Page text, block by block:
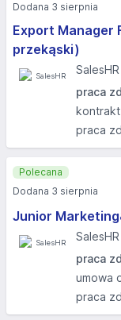
Export Manager
przekąski)
SalesHR
praca
praca
Dodana 3 sierpnia
Junior
SalesHR
praca
umowa
praca
Polecana
Dodana 3 sierpnia